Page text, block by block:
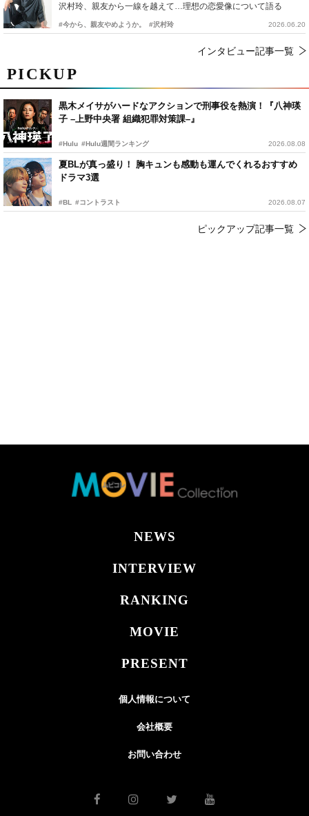
PICKUP
黒木メイサがハードなアクションで刑事役を熱演！『八神瑛
子 –上野中央署 組織犯罪対策課–』
#Hulu #Hulu週間ランキング 2026.08.08
夏BLが真っ盛り！ 胸キュンも感動も運んでくれるおすすめ
ドラマ3選
#BL #コントラスト 2026.08.07
ピックアップ記事一覧
沢村玲、親友から一線を越えて…理想の恋愛像について語る
#今から、親友やめようか。 #沢村玲 2026.06.20
インタビュー記事一覧
NEWS
INTERVIEW
RANKING
MOVIE
PRESENT
個人情報について
会社概要
お問い合わせ